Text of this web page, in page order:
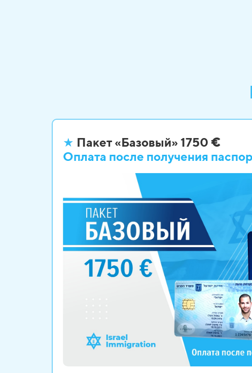
★ Пакет «Базовый» 1750 €
Оплата после получения